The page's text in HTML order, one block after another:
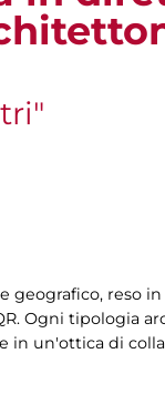
reso
Ogni tipologia
in un'ottica di